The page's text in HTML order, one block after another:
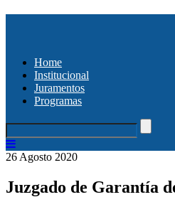
Home
Institucional
Juramentos
Programas
26 Agosto 2020
Juzgado de Garantía